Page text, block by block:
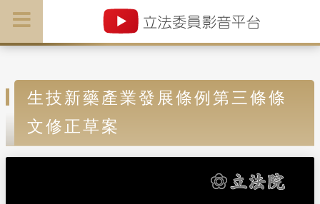
生技新藥產業發展條例第三條條
文修正草案